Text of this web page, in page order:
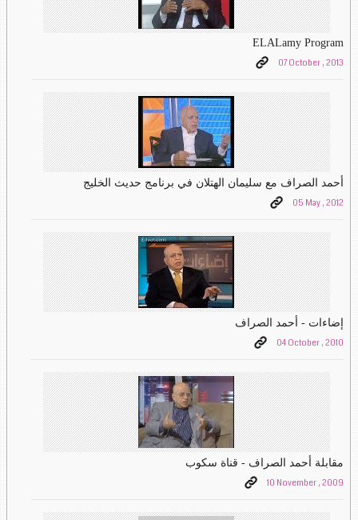
ELALamy Program
07 October , 2013
أحمد الصراف مع سليمان الهتلان في برنامج حديث الخليج
05 May , 2012
إضاءات - أحمد الصراف
04 October , 2010
مقابلة أحمد الصراف - قناة سكوب
10 November , 2009